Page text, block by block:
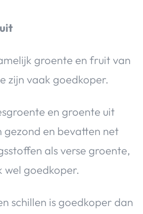
groente en fruit van
zijn vaak goedkoper.
en groente uit
gezond en bevatten net
als verse groente,
wel goedkoper.
schillen is goedkoper dan